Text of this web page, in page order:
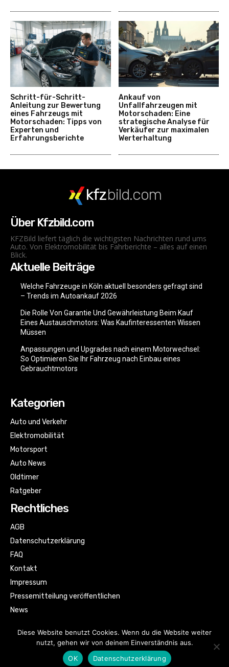
Schritt-für-Schritt-
Anleitung zur Bewertung
eines Fahrzeugs mit
Motorschaden: Tipps von
Experten und
Erfahrungsberichte
Ankauf von
Unfallfahrzeugen mit
Motorschaden: Eine
strategische Analyse für
Verkäufer zur maximalen
Werterhaltung
kfzbild.com
Über Kfzbild.com
KFZBild liefert täglich die wichtigsten Nachrichten rund ums
Auto. Von Elektromobilität bis Fahrberichte – alles auf einen
Blick.
Aktuelle Beiträge
Welche Fahrzeuge in Köln aktuell besonders gefragt sind
– Trends im Autoankauf 2026
Die Rolle Von Garantie Und Gewährleistung Beim Kauf
Eines Austauschmotors: Was Kaufinteressenten Wissen
Müssen
Anpassungen und Upgrades nach einem Motorwechsel:
So Optimieren Sie Ihr Fahrzeug nach Einbau eines
Gebrauchtmotors
Kategorien
Auto und Verkehr
Elektromobilität
Motorsport
Auto News
Oldtimer
Ratgeber
Rechtliches
AGB
Datenschutzerklärung
FAQ
Kontakt
Impressum
Pressemitteilung veröffentlichen
News
Diese Website benutzt Cookies. Wenn du die Website weiter
nutzt, gehen wir von deinem Einverständnis aus.
OK
Datenschutzerklärung